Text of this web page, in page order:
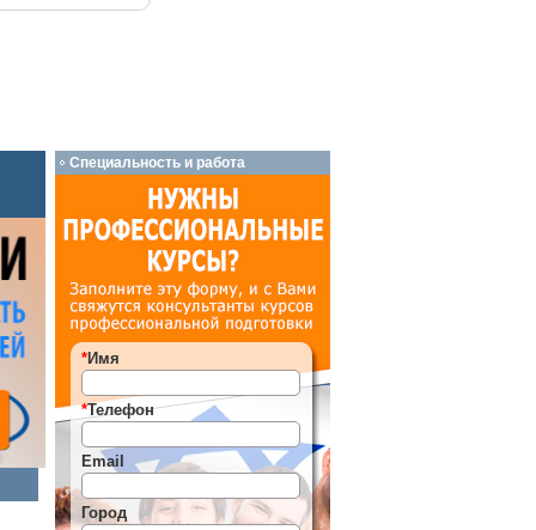
Специальность и работа
*Имя
*Телефон
Email
Город